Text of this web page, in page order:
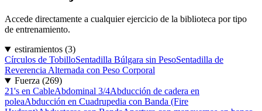
Accede directamente a cualquier ejercicio de la biblioteca por tipo
de entrenamiento.
estiramientos(3)
Círculos de TobilloSentadilla Búlgara sin PesoSentadilla de
Reverencia Alternada con Peso Corporal
Fuerza (269)
21's en CableAbdominal 3/4Abducción de cadera en
poleaAbducción en Cuadrupedia con Banda (Fire